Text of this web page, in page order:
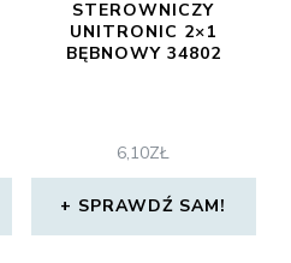
STEROWNICZY
UNITRONIC 2×1
BĘBNOWY 34802
6,10ZŁ
SPRAWDŹ SAM!